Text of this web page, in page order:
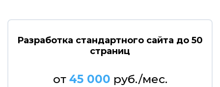
Разработка стандартного сайта до 50
страниц
от 45 000 руб./мес.